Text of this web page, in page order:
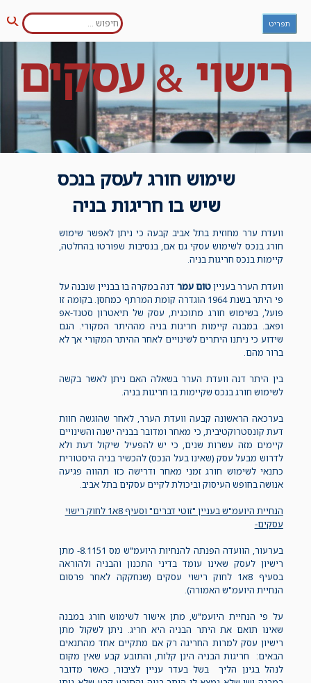
Skip
content
חפש: תפריט
רישוי&עסקים
שימוש חורג לעסק בנכס
שיש בו חריגות בניה
וועדת ערר מחוזית בתל אביב קבעה כי ניתן לאפשר שימוש
חורג בנכס לשימוש עסקי גם אם, בנסיבות שפורטו בהחלטה,
קיימות בנכס חריגות בניה.
וועדת הערר בענייןטום עמר דנה במקרה בו בבניין שנבנה על
פי היתר בשנת 1964 הוגדרה קומת המרתף כמחסן. בקומה זו
פועל, בשימוש חורג מתוכנית, עסק של תיאטרון סטנד-אפ
ופאב. במבנה קיימות חריגות בניה מההיתר המקורי. הגם
שידוע כי ניתנו היתרים לשינויים לאחר ההיתר המקורי אך לא
ברור מהם.
בין היתר דנה וועדת הערר בשאלה האם ניתן לאשר בקשה
לשימוש חורג בנכס שקיימות בו חריגות בניה.
בערכאה הראשונה קבעה וועדת הערר, לאחר שהוגשה חוות
דעת קונסטרוקטיבית, כי מאחר ומדובר בבניה ישנה והשינויים
קיימים מזה עשרות שנים, כי יש להפעיל שיקול דעת ולא
לדרוש מבעל עסק (שאינו בעל הנכס) להכשיר בניה היסטורית
כתנאי לשימוש חורג זמני מאחר ודרישה כזו תהווה פגיעה
אנושה בחופש העיסוק וביכולת לקיים עסקים בתל אביב.
הנחיית היועמ"ש בעניין "זוטי דברים" וסעיף 8א1 לחוק רישוי
עסקים-
בערעור, הוועדה הפנתה להנחיות היועמ"ש מס 8.1151- מתן
רישיון לעסק שאינו עומד בדיני התכנון והבניה ולהוראה
בסעיף 8א1 לחוק רישוי עסקים (שנחקקה לאחר פרסום
הנחיית היועמ"ש האמורה).
על פי הנחיית היועמ"ש, מתן אישור לשימוש חורג במבנה
שאינו תואם את היתר הבניה היא חריג. ניתן לשקול מתן
רישיון עסק למרות החריגה רק אם מתקיים אחד מהתנאים
הבאים: חריגות הבניה הינן קלות, והתובע קבע שאין מקום
לנהל בגינן הליך בשל בעדר עניין לציבור, כאשר מדובר